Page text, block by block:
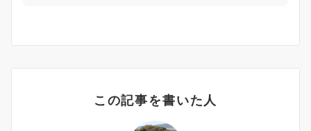
この記事を書いた人